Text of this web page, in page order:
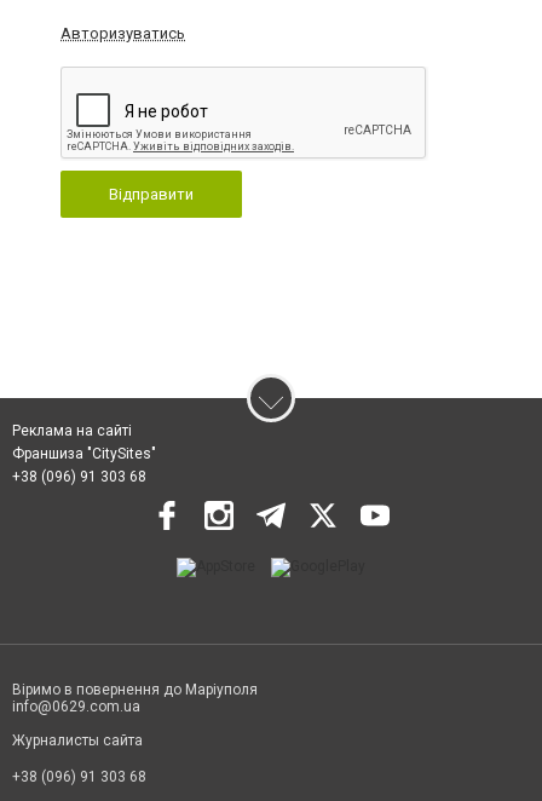
Авторизуватись
Відправити
Реклама на сайті
Франшиза "CitySites"
+38 (096) 91 303 68
Віримо в повернення до Маріуполя
info@0629.com.ua
Журналисты сайта
+38 (096) 91 303 68